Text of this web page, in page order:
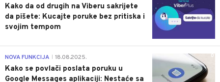
Kako da od drugih na Viberu sakrijete
da pišete: Kucajte poruke bez pritiska i
svojim tempom
0
NOVA FUNKCIJA 18.08.2025.
Kako se povlači poslata poruku u
Google Messages aplikaciji: Nestaće sa